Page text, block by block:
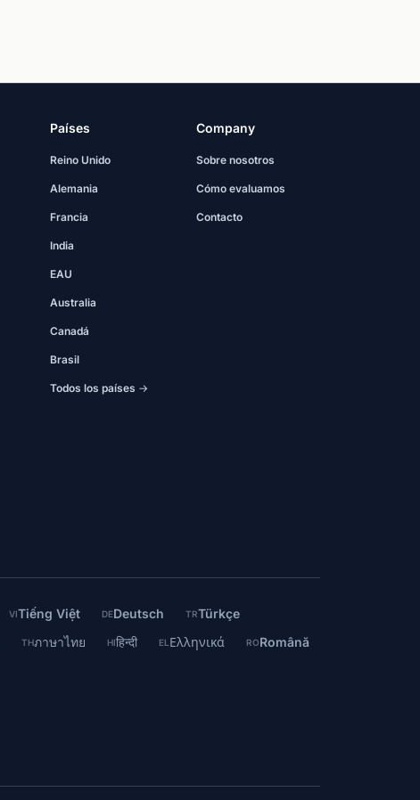
Países
Reino Unido
Alemania
Francia
India
EAU
Australia
Canadá
Brasil
Todos los países →
Company
Sobre nosotros
Cómo evaluamos
Contacto
VITiếng Việt DEDeutsch TRTürkçe
THภาษาไทย HIहिन्दी EL Ελληνικά RORomână